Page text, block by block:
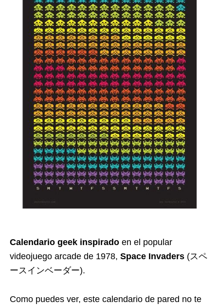
Calendario geek inspirado en el popular
videojuego arcade de 1978, Space Invaders (スペ
ースインベーダー).
Como puedes ver, este calendario de pared no te